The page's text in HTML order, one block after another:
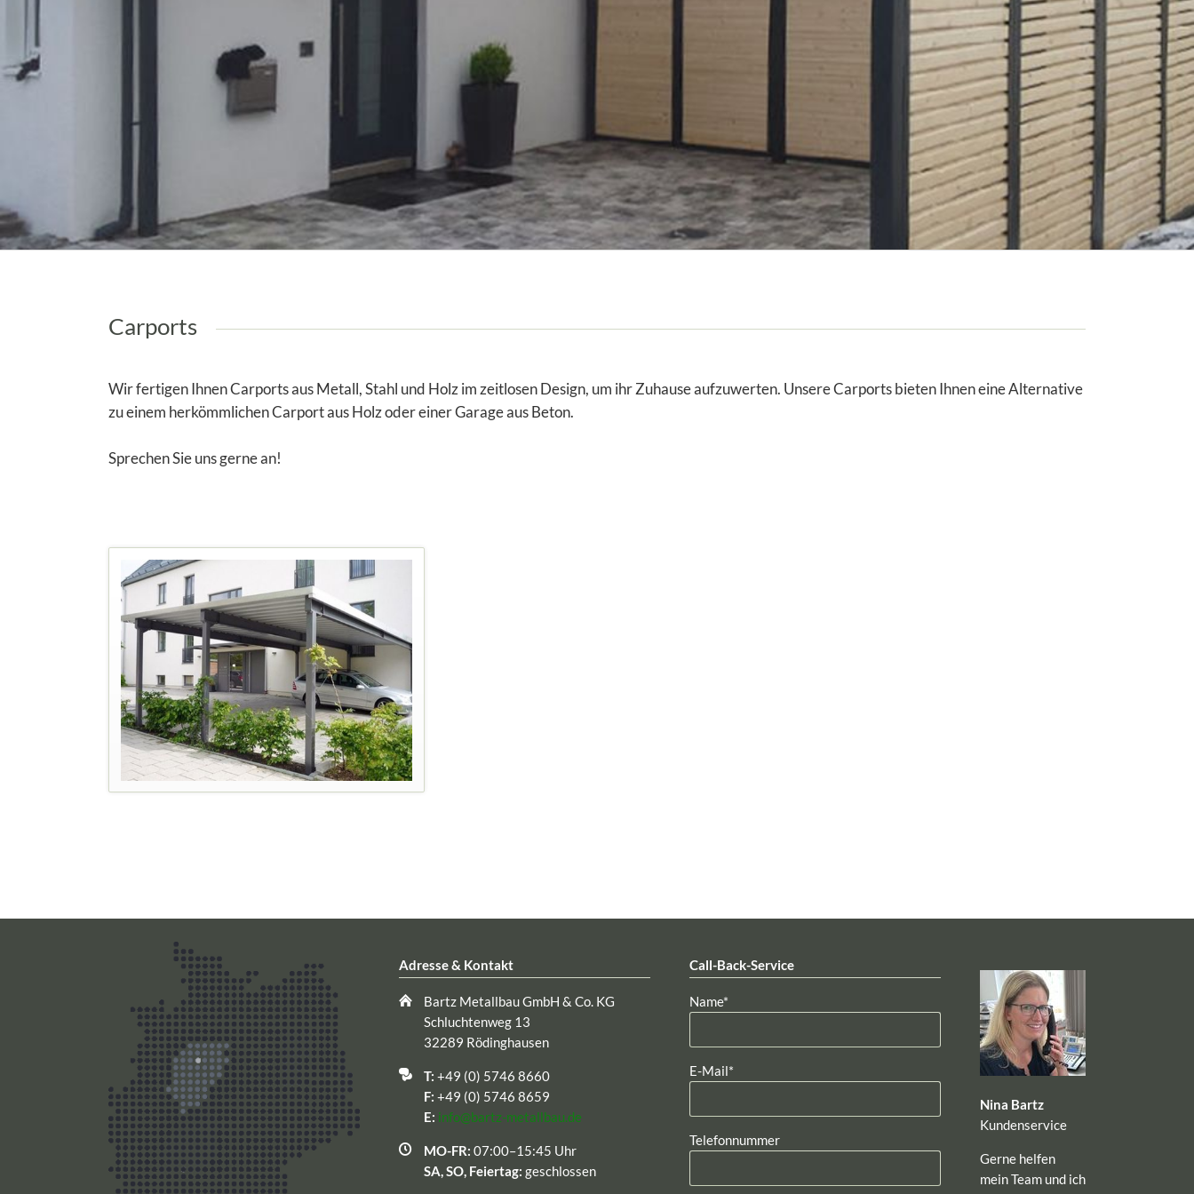
Carports
Wir fertigen Ihnen Carports aus Metall, Stahl und Holz im zeitlosen Design, um ihr Zuhause aufzuwerten. Unsere Carports bieten Ihnen eine Alternative
zu einem herkömmlichen Carport aus Holz oder einer Garage aus Beton.
Sprechen Sie uns gerne an!
Adresse & Kontakt
Bartz Metallbau GmbH & Co. KG
Schluchtenweg 13
32289 Rödinghausen
T: +49 (0) 5746 8660
F: +49 (0) 5746 8659
E: info@bartz-metallbau.de
MO-FR: 07:00–15:45 Uhr
SA, SO, Feiertag: geschlossen
Call-Back-Service
Pflichtfeld
Name*
Pflichtfeld
E-Mail*
Telefonnummer
Nina Bartz
Kundenservice
Gerne helfen
mein Team und ich